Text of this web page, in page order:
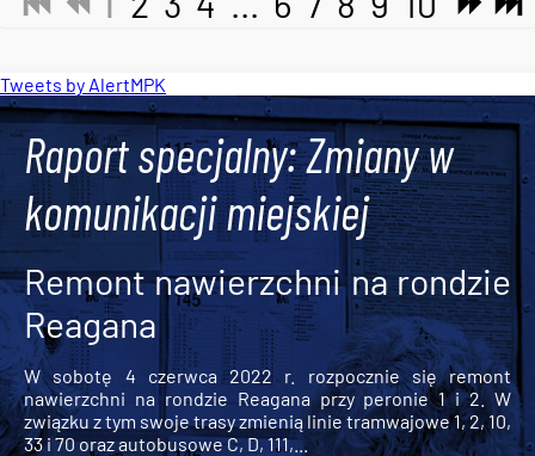
Tweets by AlertMPK
Raport specjalny: Zmiany w
komunikacji miejskiej
Remont nawierzchni na rondzie
Reagana
W sobotę 4 czerwca 2022 r. rozpocznie się remont
nawierzchni na rondzie Reagana przy peronie 1 i 2. W
związku z tym swoje trasy zmienią linie tramwajowe 1, 2, 10,
33 i 70 oraz autobusowe C, D, 111,...